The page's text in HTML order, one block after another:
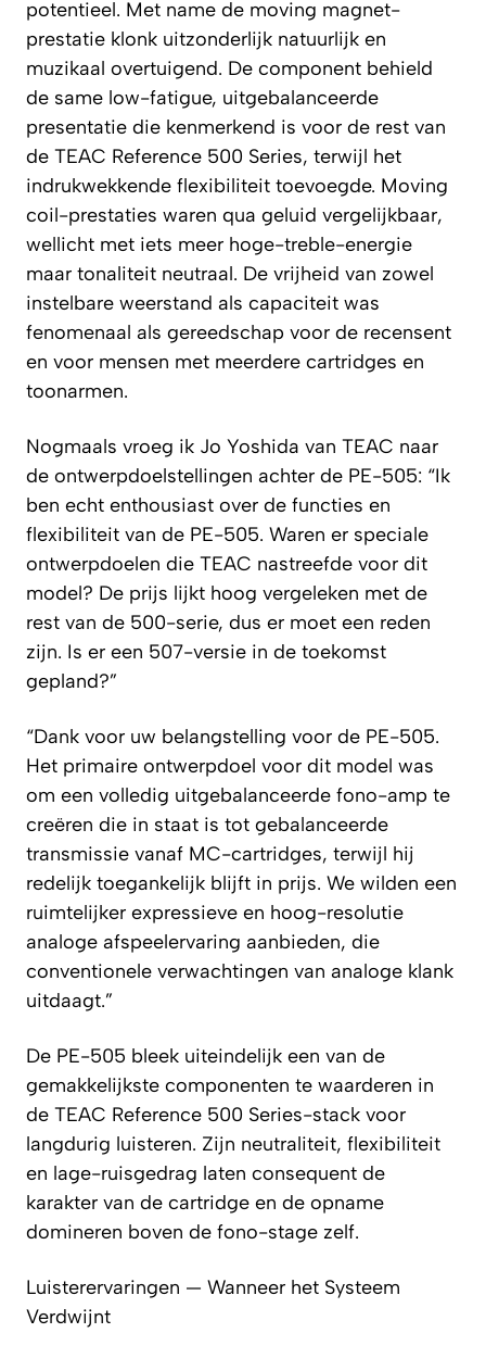
potentieel. Met name de moving magnet-
prestatie klonk uitzonderlijk natuurlijk en
muzikaal overtuigend. De component behield
de same low-fatigue, uitgebalanceerde
presentatie die kenmerkend is voor de rest van
de TEAC Reference 500 Series, terwijl het
indrukwekkende flexibiliteit toevoegde. Moving
coil-prestaties waren qua geluid vergelijkbaar,
wellicht met iets meer hoge-treble-energie
maar tonaliteit neutraal. De vrijheid van zowel
instelbare weerstand als capaciteit was
fenomenaal als gereedschap voor de recensent
en voor mensen met meerdere cartridges en
toonarmen.
Nogmaals vroeg ik Jo Yoshida van TEAC naar
de ontwerpdoelstellingen achter de PE-505: “Ik
ben echt enthousiast over de functies en
flexibiliteit van de PE-505. Waren er speciale
ontwerpdoelen die TEAC nastreefde voor dit
model? De prijs lijkt hoog vergeleken met de
rest van de 500-serie, dus er moet een reden
zijn. Is er een 507-versie in de toekomst
gepland?”
“Dank voor uw belangstelling voor de PE-505.
Het primaire ontwerpdoel voor dit model was
om een volledig uitgebalanceerde fono-amp te
creëren die in staat is tot gebalanceerde
transmissie vanaf MC-cartridges, terwijl hij
redelijk toegankelijk blijft in prijs. We wilden een
ruimtelijker expressieve en hoog-resolutie
analoge afspeelervaring aanbieden, die
conventionele verwachtingen van analoge klank
uitdaagt.”
De PE-505 bleek uiteindelijk een van de
gemakkelijkste componenten te waarderen in
de TEAC Reference 500 Series-stack voor
langdurig luisteren. Zijn neutraliteit, flexibiliteit
en lage-ruisgedrag laten consequent de
karakter van de cartridge en de opname
domineren boven de fono-stage zelf.
Luisterervaringen — Wanneer het Systeem
Verdwijnt